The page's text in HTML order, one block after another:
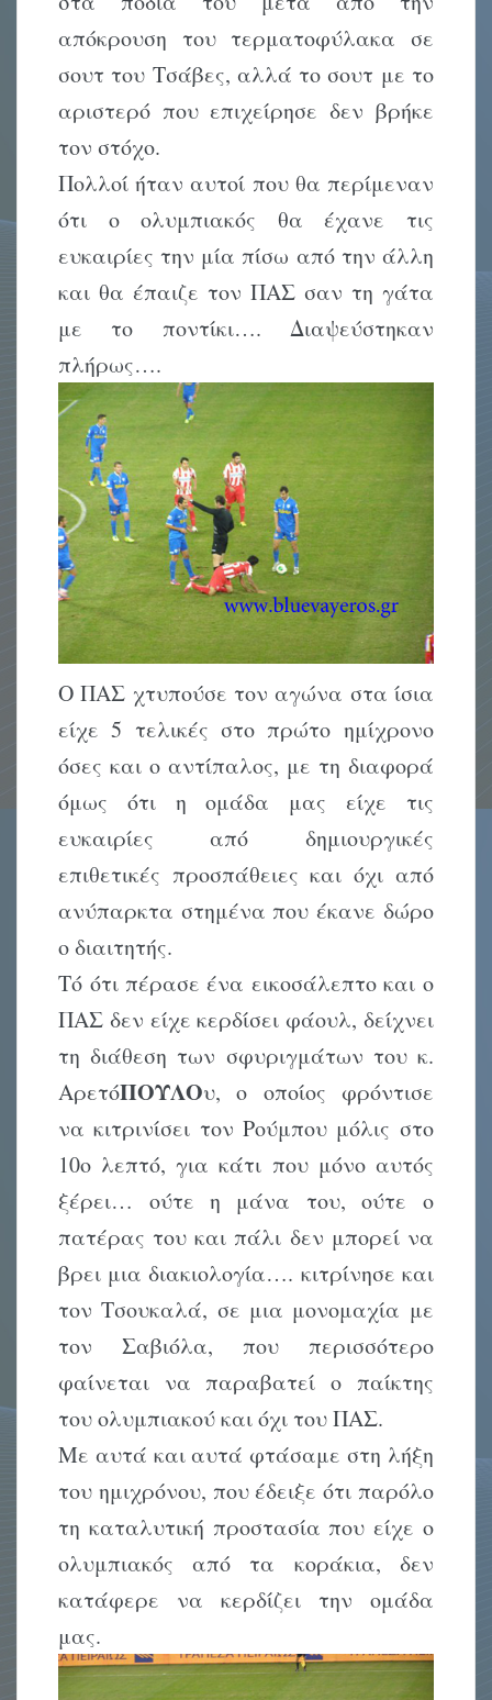
απόκρουση του τερματοφύλακα σε
σουτ του Τσάβες, αλλά το σουτ με το
αριστερό που επιχείρησε δεν βρήκε
τον στόχο.
Πολλοί ήταν αυτοί που θα περίμεναν
ότι ο ολυμπιακός θα έχανε τις
ευκαιρίες την μία πίσω από την άλλη
και θα έπαιζε τον ΠΑΣ σαν τη γάτα
με το ποντίκι…. Διαψεύστηκαν
πλήρως….
Ο ΠΑΣ χτυπούσε τον αγώνα στα ίσια
είχε 5 τελικές στο πρώτο ημίχρονο
όσες και ο αντίπαλος, με τη διαφορά
όμως ότι η ομάδα μας είχε τις
ευκαιρίες από δημιουργικές
επιθετικές προσπάθειες και όχι από
ανύπαρκτα στημένα που έκανε δώρο
ο διαιτητής.
Τό ότι πέρασε ένα εικοσάλεπτο και ο
ΠΑΣ δεν είχε κερδίσει φάουλ, δείχνει
τη διάθεση των σφυριγμάτων του κ.
ΑρετόΠΟΥΛΟυ, ο οποίος φρόντισε
να κιτρινίσει τον Ρούμπου μόλις στο
10ο λεπτό, για κάτι που μόνο αυτός
ξέρει… ούτε η μάνα του, ούτε ο
πατέρας του και πάλι δεν μπορεί να
βρει μια διακιολογία…. κιτρίνησε και
τον Τσουκαλά, σε μια μονομαχία με
τον Σαβιόλα, που περισσότερο
φαίνεται να παραβατεί ο παίκτης
του ολυμπιακού και όχι του ΠΑΣ.
Με αυτά και αυτά φτάσαμε στη λήξη
του ημιχρόνου, που έδειξε ότι παρόλο
τη καταλυτική προστασία που είχε ο
ολυμπιακός από τα κοράκια, δεν
κατάφερε να κερδίζει την ομάδα
μας.